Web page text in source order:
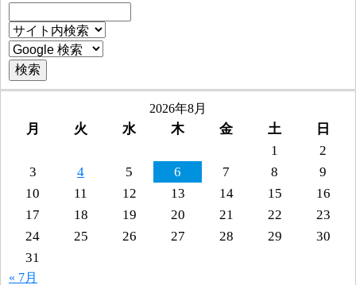
2026年8月
月 火 水 木 金 土
日
1
2
3
4 5 6 7 8
9
10
11 12 13 14 15
16
17
18 19 20 21 22
23
24
25 26 27 28 29
30
31
« 7月